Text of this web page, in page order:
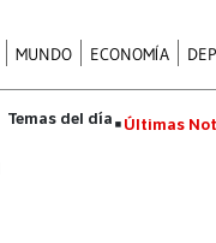
MUNDO ECONOMÍA
Últimas